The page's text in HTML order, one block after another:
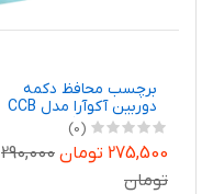
برچسب محافظ دکمه
دوربین آکوآرا مدل CCB
مناسب برای گوشی
موبایل اپل iPhone 16 /
16 Pro / 16 Pro Max
(0)
275,500 تومان
290,000
تومان